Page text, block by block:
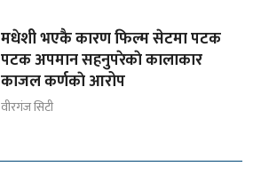
मधेशी भएकै कारण फिल्म सेटमा पटक
पटक अपमान सहनुपरेकाे कालाकार
काजल कर्णकाे आरोप
वीरगंज सिटी